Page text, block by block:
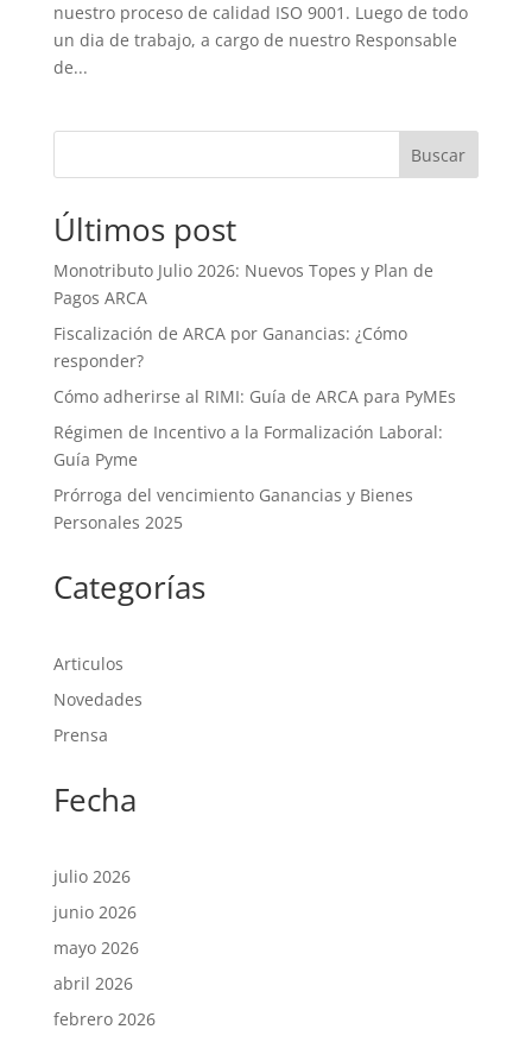
nuestro proceso de calidad ISO 9001. Luego de todo
un dia de trabajo, a cargo de nuestro Responsable
de...
Buscar
Últimos post
Monotributo Julio 2026: Nuevos Topes y Plan de
Pagos ARCA
Fiscalización de ARCA por Ganancias: ¿Cómo
responder?
Cómo adherirse al RIMI: Guía de ARCA para PyMEs
Régimen de Incentivo a la Formalización Laboral:
Guía Pyme
Prórroga del vencimiento Ganancias y Bienes
Personales 2025
Categorías
Articulos
Novedades
Prensa
Fecha
julio 2026
junio 2026
mayo 2026
abril 2026
febrero 2026